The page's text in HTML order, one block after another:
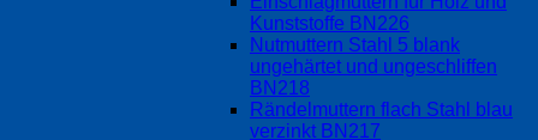
Kunststoffe BN226
Nutmuttern Stahl 5 blank
ungehärtet und ungeschliffen
BN218
Rändelmuttern flach Stahl blau
verzinkt BN217